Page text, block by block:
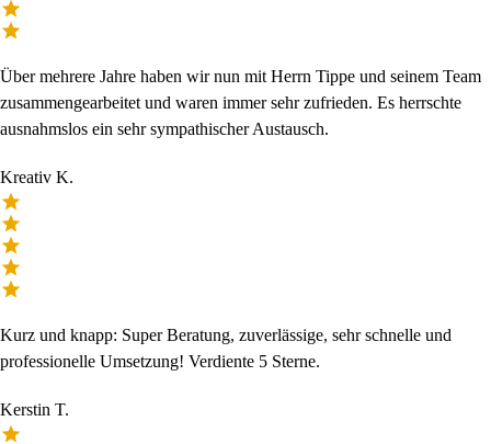
Über mehrere Jahre haben wir nun mit Herrn Tippe und seinem Team
zusammengearbeitet und waren immer sehr zufrieden. Es herrschte
ausnahmslos ein sehr sympathischer Austausch.
Kreativ K.
Kurz und knapp: Super Beratung, zuverlässige, sehr schnelle und
professionelle Umsetzung! Verdiente 5 Sterne.
Kerstin T.